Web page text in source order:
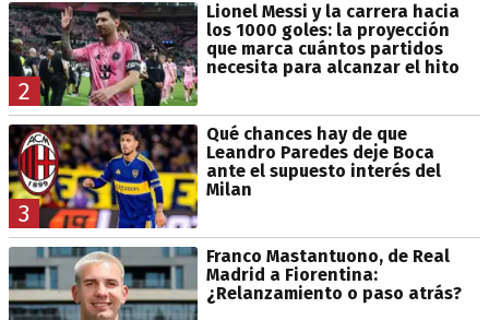
2
Lionel Messi y la carrera hacia
los 1000 goles: la proyección
que marca cuántos partidos
necesita para alcanzar el hito
3
Qué chances hay de que
Leandro Paredes deje Boca
ante el supuesto interés del
Milan
Franco Mastantuono, de Real
Madrid a Fiorentina:
¿Relanzamiento o paso atrás?